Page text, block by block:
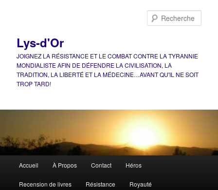
Lys-d'Or
JOIGNEZ LA RÉSISTANCE ET LE COMBAT CONTRE LA TYRANNIE
MONDIALISTE AFIN DE DÉFENDRE LA CIVILISATION, LA
TRADITION, LA LIBERTÉ ET LA MÉDECINE…AVANT QU'IL NE SOIT
TROP TARD!
principal
Accueil À Propos Contact Héros
Recension de livres Résistance Royauté